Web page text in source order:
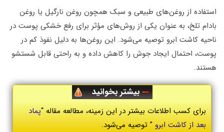
استفاده از روغن‌های طبیعی و سبک همچون روغن نارگیل یا روغن
بادام تلخ، به عنوان یکی از روش‌های مؤثر برای رفع خشکی پوست در
ناحیه کاشت ابرو توصیه می‌شود. این روغن‌ها به دلیل نفوذ کم در
پوست، احتمال ایجاد جوش را کاهش داده و به راحتی قابل شستشو
هستند.
بیشتر بخوانید
برای کسب اطلاعات بیشتر در این زمینه، مطالعه مقاله “پماد
بعد از کاشت ابرو” توصیه می‌شود.